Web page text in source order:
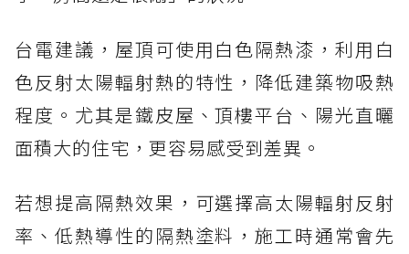
台電建議，屋頂可使用白色隔熱漆，利用白
色反射太陽輻射熱的特性，降低建築物吸熱
程度。尤其是鐵皮屋、頂樓平台、陽光直曬
面積大的住宅，更容易感受到差異。
若想提高隔熱效果，可選擇高太陽輻射反射
率、低熱導性的隔熱塗料，施工時通常會先